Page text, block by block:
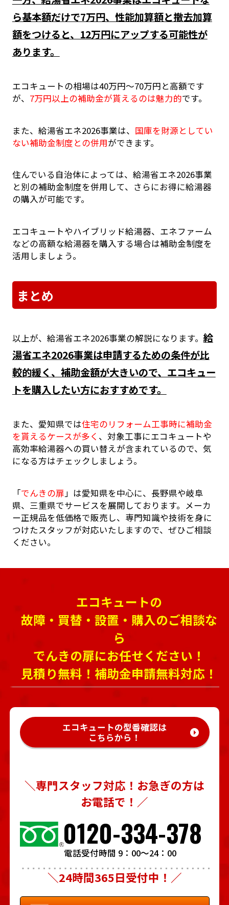
ら基本額だけで7万円、性能加算額と撤去加算
額をつけると、12万円にアップする可能性が
あります。
エコキュートの相場は40万円～70万円と高額です
が、 7万円以上の補助金が貰えるのは魅力的です。
また、給湯省エネ2026事業は、 国庫を財源としてい
ない補助金制度との併用ができます。
住んでいる自治体によっては、給湯省エネ2026事業
と別の補助金制度を併用して、さらにお得に給湯器
の購入が可能です。
エコキュートやハイブリッド給湯器、エネファーム
などの高額な給湯器を購入する場合は補助金制度を
活用しましょう。
まとめ
以上が、給湯省エネ2026事業の解説になります。 給
湯省エネ2026事業は申請するための条件が比
較的緩く、補助金額が大きいので、エコキュー
トを購入したい方におすすめです。
また、愛知県では住宅のリフォーム工事時に補助金
を貰えるケースが多く 、対象工事にエコキュートや
高効率給湯器への買い替えが含まれているので、気
になる方はチェックしましょう。
「でんきの扉」は愛知県を中心に、長野県や岐阜
県、三重県でサービスを展開しております。メーカ
ー正規品を低価格で販売し、専門知識や技術を身に
つけたスタッフが対応いたしますので、ぜひご相談
ください。
エコキュートの
故障・買替・設置・購入のご相談な
ら
でんきの扉にお任せください！
見積り無料！補助金申請無料対応！
エコキュートの型番確認は
こちらから！
＼専門スタッフ対応！お急ぎの方は
お電話で！／
0120-334-378
電話受付時間 9：00～24：00
＼24時間365日受付中！／